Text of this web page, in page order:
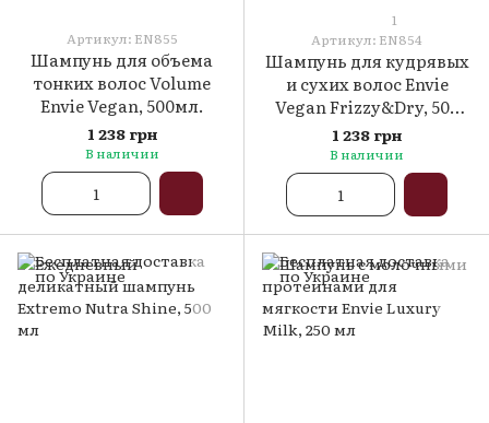
Артикул: EN855
Шампунь для объема
тонких волос Volume
Envie Vegan, 500мл.
1 238 грн
В наличии
1
Артикул: EN854
Шампунь для кудрявых
и сухих волос Envie
Vegan Frizzy&Dry, 500
мл
1 238 грн
В наличии